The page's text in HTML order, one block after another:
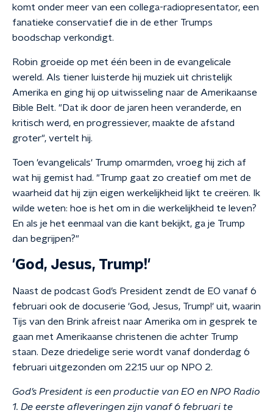
komt onder meer van een collega-radiopresentator, een
fanatieke conservatief die in de ether Trumps
boodschap verkondigt.
Robin groeide op met één been in de evangelicale
wereld. Als tiener luisterde hij muziek uit christelijk
Amerika en ging hij op uitwisseling naar de Amerikaanse
Bible Belt. "Dat ik door de jaren heen veranderde, en
kritisch werd, en progressiever, maakte de afstand
groter", vertelt hij.
Toen 'evangelicals' Trump omarmden, vroeg hij zich af
wat hij gemist had. "Trump gaat zo creatief om met de
waarheid dat hij zijn eigen werkelijkheid lijkt te creëren. Ik
wilde weten: hoe is het om in die werkelijkheid te leven?
En als je het eenmaal van die kant bekijkt, ga je Trump
dan begrijpen?"
'God, Jesus, Trump!'
Naast de podcast God’s President zendt de EO vanaf 6
februari ook de docuserie 'God, Jesus, Trump!' uit, waarin
Tijs van den Brink afreist naar Amerika om in gesprek te
gaan met Amerikaanse christenen die achter Trump
staan. Deze driedelige serie wordt vanaf donderdag 6
februari uitgezonden om 22.15 uur op NPO 2.
God’s President is een productie van EO en NPO Radio
1. De eerste afleveringen zijn vanaf 6 februari te